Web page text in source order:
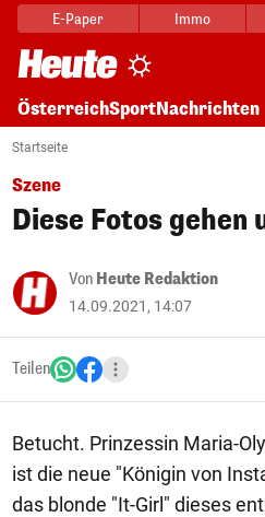
E-Paper Immo
ÖsterreichSportNachrichten
Startseite
Szene
Diese Fotos gehen
Von Heute Redaktion
14.09.2021, 14:07
Teilen
Betucht. Prinzessin Maria-
ist die neue "Königin von
das blonde "It-Girl" dieses